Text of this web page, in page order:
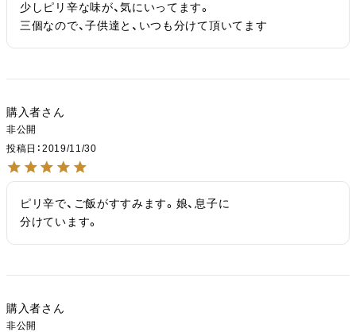
少しピリ辛な味が、気にいってます。
三個なので、子供達と、いつも分けて頂いてます
購入者
非公開
投稿日
2019/11/30
ピリ辛で、ご飯がすすみます。娘、息子に
分けています。
購入者
非公開